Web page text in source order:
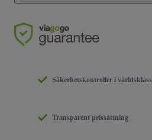
Säkerhetskontroller i världsklass
Transparent prissättning